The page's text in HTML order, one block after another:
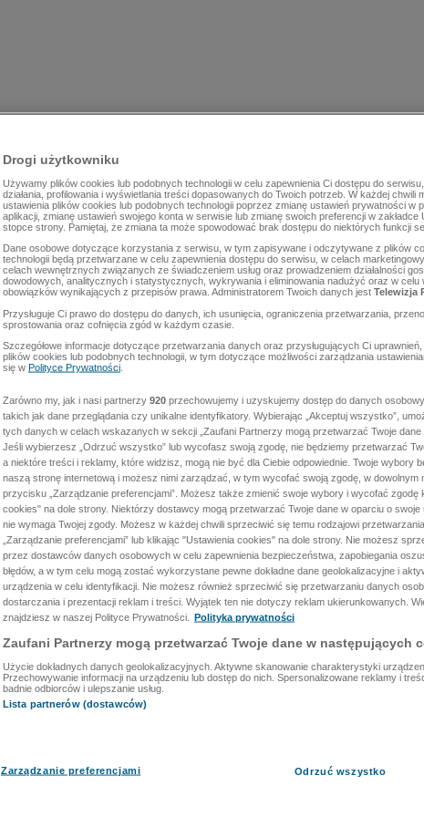
Drogi użytkowniku
Używamy plików cookies lub podobnych technologii w celu zapewnienia Ci dostępu do
działania, profilowania i wyświetlania treści dopasowanych do Twoich potrzeb. W każdej chwili
ustawienia plików cookies lub podobnych technologii poprzez zmianę ustawień prywatności w
aplikacji, zmianę ustawień swojego konta w serwisie lub zmianę swoich preferencji w zakładce
stopce strony. Pamiętaj, że zmiana ta może spowodować brak dostępu do niektórych funkcji
Dane osobowe dotyczące korzystania z serwisu, w tym zapisywane i odczytywane z plików
technologii będą przetwarzane w celu zapewnienia dostępu do serwisu, w celach
celach wewnętrznych związanych ze świadczeniem usług oraz prowadzeniem działalności
dowodowych, analitycznych i statystycznych, wykrywania i eliminowania nadużyć oraz w celu
obowiązków wynikających z przepisów prawa. Administratorem Twoich danych jest Telewizja
Przysługuje Ci prawo do dostępu do danych, ich usunięcia, ograniczenia przetwarzania,
sprostowania oraz cofnięcia zgód w każdym czasie.
Szczegółowe informacje dotyczące przetwarzania danych oraz przysługujących Ci
plików cookies lub podobnych technologii, w tym dotyczące możliwości zarządzania
się w Polityce Prywatności
Zarówno my, jak i nasi partnerzy 920 przechowujemy i uzyskujemy dostęp do danych
takich jak dane przeglądania czy unikalne identyfikatory. Wybierając „Akceptuj wszystko”,
tych danych w celach wskazanych w sekcji „Zaufani Partnerzy mogą przetwarzać Twoje dane
Jeśli wybierzesz „Odrzuć wszystko” lub wycofasz swoją zgodę, nie będziemy przetwarzać
a niektóre treści i reklamy, które widzisz, mogą nie być dla Ciebie odpowiednie. Twoje wybory
naszą stronę internetową i możesz nimi zarządzać, w tym wycofać swoją zgodę, w dowolnym
przycisku „Zarządzanie preferencjami”. Możesz także zmienić swoje wybory i wycofać zgodę
cookies" na dole strony. Niektórzy dostawcy mogą przetwarzać Twoje dane w oparciu o swoje
nie wymaga Twojej zgody. Możesz w każdej chwili sprzeciwić się temu rodzajowi
„Zarządzanie preferencjami” lub klikając "Ustawienia cookies" na dole strony. Nie możesz
przez dostawców danych osobowych w celu zapewnienia bezpieczeństwa, zapobiegania
błędów, a w tym celu mogą zostać wykorzystane pewne dokładne dane geolokalizacyjne i
urządzenia w celu identyfikacji. Nie możesz również sprzeciwić się przetwarzaniu danych
dostarczania i prezentacji reklam i treści. Wyjątek ten nie dotyczy reklam ukierunkowanych.
znajdziesz w naszej Polityce Prywatności.
Polityka prywatności
Zaufani Partnerzy mogą przetwarzać Twoje dane w następujących
Użycie dokładnych danych geolokalizacyjnych. Aktywne skanowanie charakterystyki
Przechowywanie informacji na urządzeniu lub dostęp do nich. Spersonalizowane reklamy i
badnie odbiorców i ulepszanie usług.
Lista partnerów (dostawców)
Zarządzanie preferencjami Odrzuć wszystko